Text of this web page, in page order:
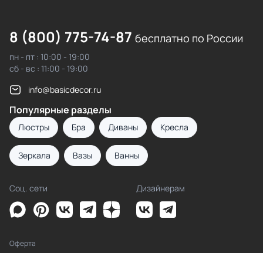
8 (800) 775-74-87 бесплатно по России
пн - пт : 10:00 - 19:00
сб - вс : 11:00 - 19:00
info@basicdecor.ru
Популярные разделы
Люстры Бра Диваны Кресла
Зеркала Вазы Ванны
Соц. сети Дизайнерам
Оферта